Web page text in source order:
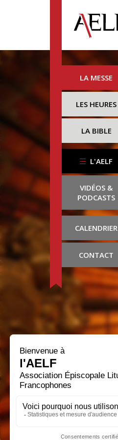
LA MESSE
LES HEURES
LA BIBLE
L'AELF
VIDÉOS &
PODCASTS
CALENDRIER
CONTACT